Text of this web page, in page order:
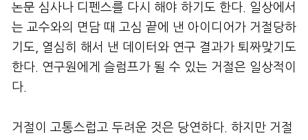
논문 심사나 디펜스를 다시 해야 하기도 한다. 일상에서
는 교수와의 면담 때 고심 끝에 낸 아이디어가 거절당하
기도, 열심히 해서 낸 데이터와 연구 결과가 퇴짜맞기도
한다. 연구원에게 슬럼프가 될 수 있는 거절은 일상적이
다.
거절이 고통스럽고 두려운 것은 당연하다. 하지만 거절